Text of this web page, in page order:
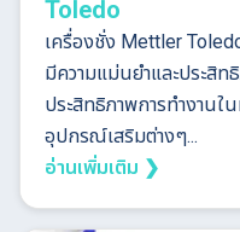
Toledo
เครื่องชั่ง Mettler
มีความแม่นยำและประสิท
ประสิทธิภาพการทำงานใ
อุปกรณ์เสริมต่างๆ...
อ่านเพิ่มเติม ❯